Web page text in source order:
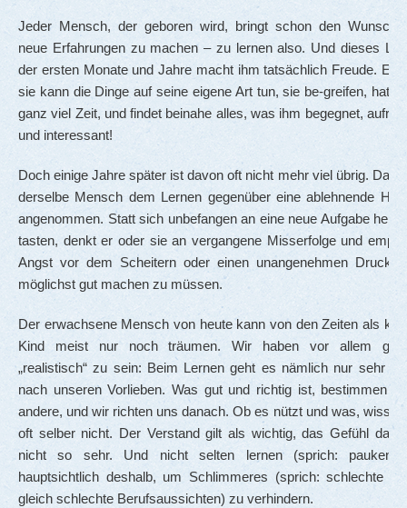
Jeder Mensch, der geboren wird, bringt schon den Wunsch
neue Erfahrungen zu machen – zu lernen also. Und dieses
der ersten Monate und Jahre macht ihm tatsächlich Freude. Er
sie kann die Dinge auf seine eigene Art tun, sie be-greifen, hat
ganz viel Zeit, und findet beinahe alles, was ihm begegnet,
und interessant!
Doch einige Jahre später ist davon oft nicht mehr viel übrig. Dann
derselbe Mensch dem Lernen gegenüber eine ablehnende
angenommen. Statt sich unbefangen an eine neue Aufgabe
tasten, denkt er oder sie an vergangene Misserfolge und
Angst vor dem Scheitern oder einen unangenehmen Druck,
möglichst gut machen zu müssen.
Der erwachsene Mensch von heute kann von den Zeiten als
Kind meist nur noch träumen. Wir haben vor allem
„realistisch“ zu sein: Beim Lernen geht es nämlich nur sehr
nach unseren Vorlieben. Was gut und richtig ist, bestimmen
andere, und wir richten uns danach. Ob es nützt und was,
oft selber nicht. Der Verstand gilt als wichtig, das Gefühl
nicht so sehr. Und nicht selten lernen (sprich: pauken)
hauptsichtlich deshalb, um Schlimmeres (sprich: schlechte
gleich schlechte Berufsaussichten) zu verhindern.